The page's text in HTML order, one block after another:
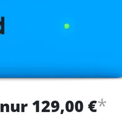
nur 129,00 €*